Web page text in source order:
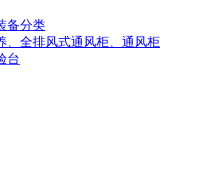
备分类
、全排风式通风柜、通风柜
台